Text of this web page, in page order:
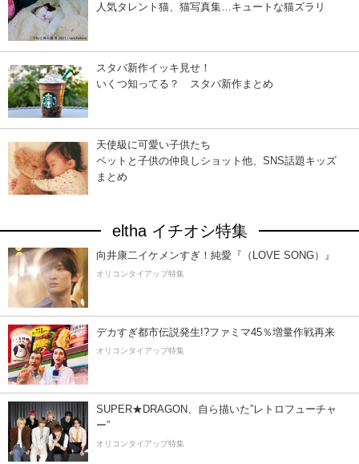
人気タレント猫、猫写真集…キュートな猫ズラリ
スタバ新作イッキ見せ！
いくつ知ってる？ スタバ新作まとめ
天使級に可愛い子供たち
ペットと子供の仲良しショット他、SNS話題キッズ
まとめ
eltha イチオシ特集
向井康二イケメンすぎ！純愛『（LOVE SONG）』
オリコンタイアップ特集
デカすぎ都市伝説発生!?ファミマ45％増量作戦再来
オリコンタイアップ特集
SUPER★DRAGON、自ら描いた”レトロフューチャ
ー”
オリコンタイアップ特集